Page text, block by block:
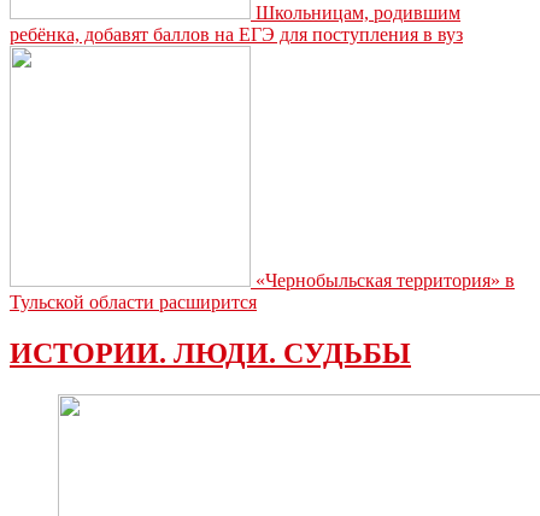
Школьницам, родившим
ребёнка, добавят баллов на ЕГЭ для поступления в вуз
«Чернобыльская территория» в
Тульской области расширится
ИСТОРИИ. ЛЮДИ. СУДЬБЫ